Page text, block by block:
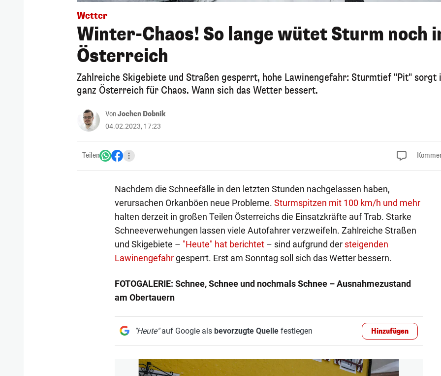
Wetter
Winter-Chaos! So lange wütet Sturm noch
Österreich
Zahlreiche Skigebiete und Straßen gesperrt, hohe Lawinengefahr: Sturmtief "Pit" sorgt
ganz Österreich für Chaos. Wann sich das Wetter bessert.
VonJochen Dobnik
04.02.2023, 17:23
Teilen
Nachdem die Schneefälle in den letzten Stunden nachgelassen haben,
verursachen Orkanböen neue Probleme. Sturmspitzen mit 100 km/h und mehr
halten derzeit in großen Teilen Österreichs die Einsatzkräfte auf Trab. Starke
Schneeverwehungen lassen viele Autofahrer verzweifeln. Zahlreiche Straßen
und Skigebiete – "Heute" hat berichtet– sind aufgrund der steigenden
Lawinengefahrgesperrt. Erst am Sonntag soll sich das Wetter bessern.
FOTOGALERIE: Schnee, Schnee und nochmals Schnee – Ausnahmezustand
am Obertauern
"Heute"auf Google als bevorzugte Quellefestlegen Hinzufügen
1/13